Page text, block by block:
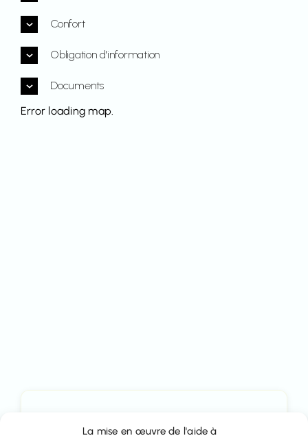
La mise en œuvre de l'aide à
Confort
Obligation d'information
Documents
Error loading map.